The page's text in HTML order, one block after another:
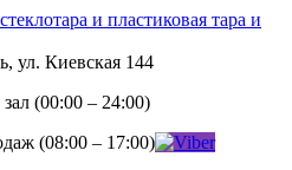
ул. Киевская 144
(00:00 – 24:00)
(08:00 – 17:00)